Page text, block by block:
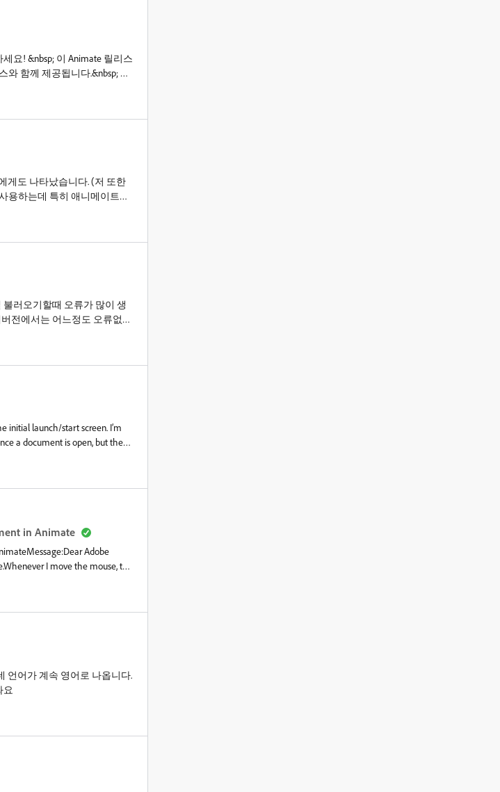
을 지속적인 지원이 제공되
케이션을 계속 사용할 수 있
. 만약 저희가 한 단계 더 나
란을 최소화하기 위해 충분한
도록 조치를 취할 것입니
다. Animate에 새로운 기능
경된 사항입니다 . 분명히 말
대한 약정Adob
세요! &nbsp; 이 Animate 릴리스
&nbsp;
게도 나타났습니다. (저 또한
용하는데 특히 애니메이트서
터, 프리미어프로 등 클릭하
실행시키는 동시에 제 컴퓨
수없는 '키눌림' 현상이 생깁니
같은 버그가 발생합니다. 참
전을 사용중이며 컴퓨터 그
? &nbsp; * 모더레이터에 의해
불러오기할때 오류가 많이 생
전에서는 어느정도 오류없이
스크립트를 삭제해야 열리
고 일러스트 베타에&nbsp;턴
에도 기능 추가됐으면
initial launch/start screen. I’m
a document is open, but the
a quick fix.
in Animate
Adobe
I move the mouse, the
(e.g., Alt+Shift or Ctrl+Shift) is
when Animate is
to Adobe Animate.Please
언어가 계속 영어로 나옵니다.
요